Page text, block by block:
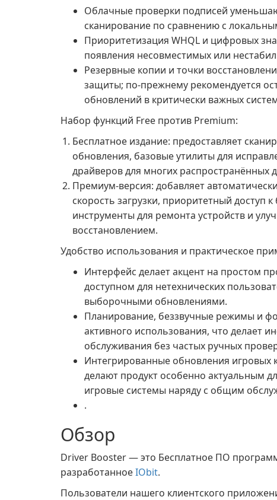
Облачные проверки подписей
сканирование по сравнению с
Приоритетизация WHQL и цифровых
появления несовместимых или
Резервные копии и точки
защиты; по-прежнему рекомендуется
обновлений в критически важных
Набор функций Free против Premium:
Бесплатное издание: предоставляет
обновления, базовые утилиты для
драйверов для многих распространённых
Премиум-версия: добавляет
скорость загрузки, приоритетный
инструменты для ремонта устройств и
восстановлением.
Удобство использования и практическое
Интерфейс делает акцент на простом
доступном для нетехнических
выборочными обновлениями.
Планирование, беззвучные режимы и
активного использования, что делает
обслуживания без частых ручных
Интегрированные обновления игровых
делают продукт особенно актуальным
игровые системы наряду с общим
.
Обзор
Driver Booster — это Бесплатное ПО
разработанноеIObit.
Пользователи нашего клиентского